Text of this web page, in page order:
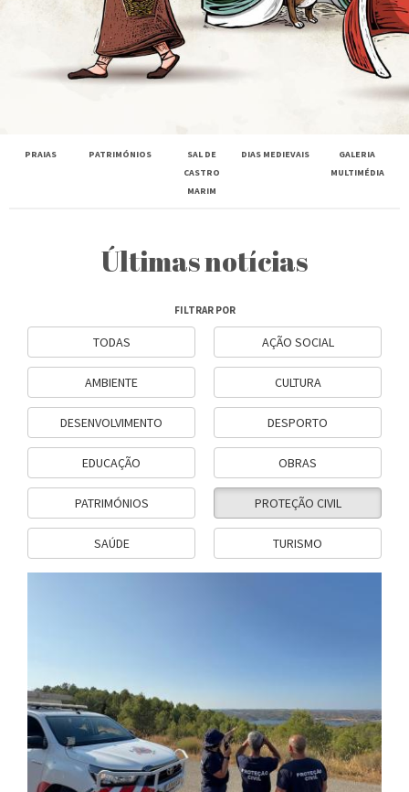
PRAIAS PATRIMÓNIOS
SAL DE
CASTRO
MARIM
DIAS MEDIEVAIS
GALERIA
MULTIMÉDIA
Últimas notícias
FILTRAR POR
TODAS AÇÃO SOCIAL
AMBIENTE CULTURA
DESENVOLVIMENTO DESPORTO
EDUCAÇÃO OBRAS
PATRIMÓNIOS PROTEÇÃO CIVIL
SAÚDE TURISMO